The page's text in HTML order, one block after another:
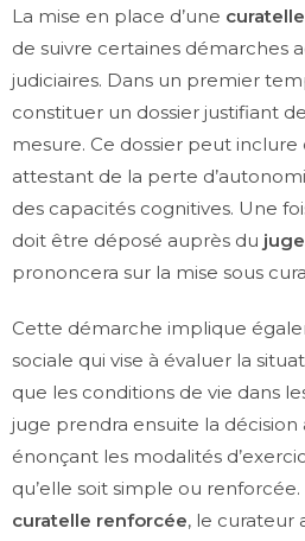
La mise en place d’une
de suivre certaines démarches
judiciaires. Dans un premier
constituer un dossier justifiant
mesure. Ce dossier peut
attestant de la perte
des capacités cognitives. Une
doit être déposé auprès du
prononcera sur la mise sous
Cette démarche implique
sociale qui vise à évaluer la
que les conditions de vie dans
juge prendra ensuite la
énonçant les modalités
qu’elle soit simple ou renforcée.
curatelle renforcée, le curateur